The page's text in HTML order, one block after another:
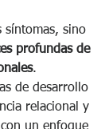
síntomas, sino
profundas de
.
de desarrollo
relacional y
un enfoque